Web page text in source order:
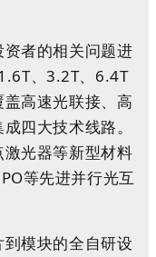
者的相关问题进
、3.2T、6.4T
高速光联接、高
四大技术线路。
光器等新型材料
等先进并行光互
模块的全自研设